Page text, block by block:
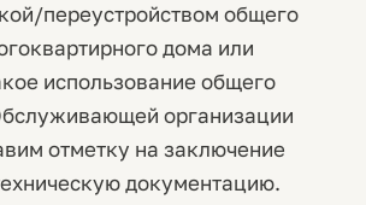
переустройством общего
дома или
использование общего
организации
отметку на заключение
документацию.